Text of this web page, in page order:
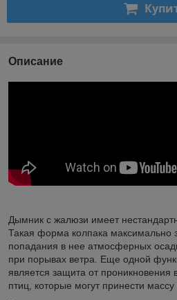
Описание
Дымник с жалюзи имеет
Такая форма колпака максимально
попадания в нее атмосферных
при порывах ветра. Еще одной
является защита от
птиц, которые могут принести